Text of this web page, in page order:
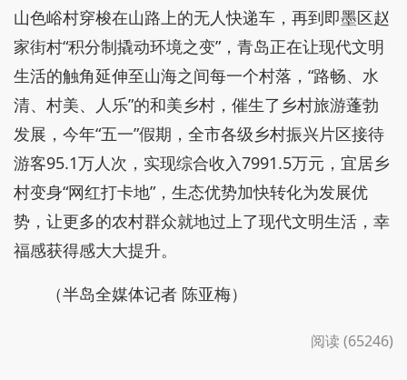
山色峪村穿梭在山路上的无人快递车，再到即墨区赵
家街村“积分制撬动环境之变”，青岛正在让现代文明
生活的触角延伸至山海之间每一个村落，“路畅、水
清、村美、人乐”的和美乡村，催生了乡村旅游蓬勃
发展，今年“五一”假期，全市各级乡村振兴片区接待
游客95.1万人次，实现综合收入7991.5万元，宜居乡
村变身“网红打卡地”，生态优势加快转化为发展优
势，让更多的农村群众就地过上了现代文明生活，幸
福感获得感大大提升。
（半岛全媒体记者 陈亚梅）
阅读 (65246)